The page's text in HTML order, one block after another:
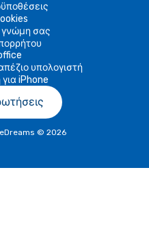
γνώμη σας
υπολογιστή
iPhone
© 2026